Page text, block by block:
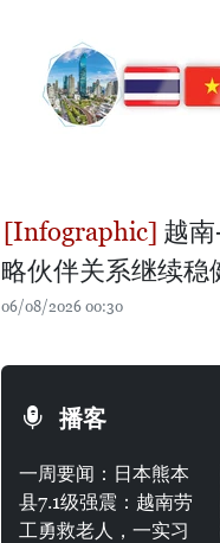
越
略伙伴关系继续稳
06/08/2026 00:30
播客
一周要闻：日本熊本
县7.1级强震：越南劳
工勇救老人，一实习